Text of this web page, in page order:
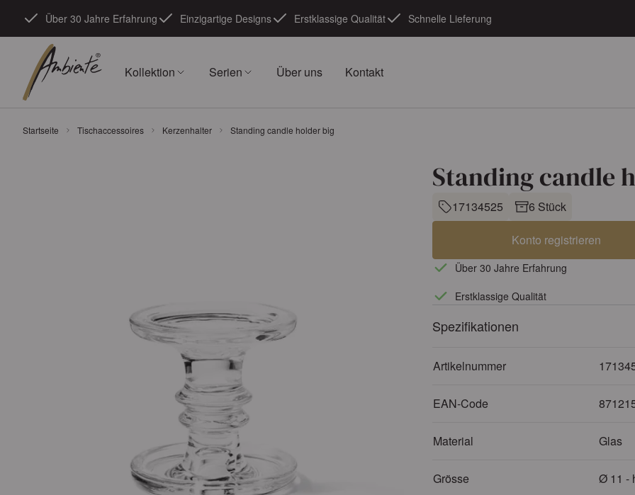
Über 30 Jahre Erfahrung Einzigartige Designs Erstklassige Qualität Schnelle Lieferung
Kollektion Serien Über uns Kontakt
Startseite Tischaccessoires Kerzenhalter Standing candle holder big
Standing candle
17134525 6 Stück
Konto registrieren
Über 30 Jahre Erfahrung
Erstklassige Qualität
Spezifikationen
Artikelnummer
EAN-Code
Material Glas
Grösse Ø 11 -